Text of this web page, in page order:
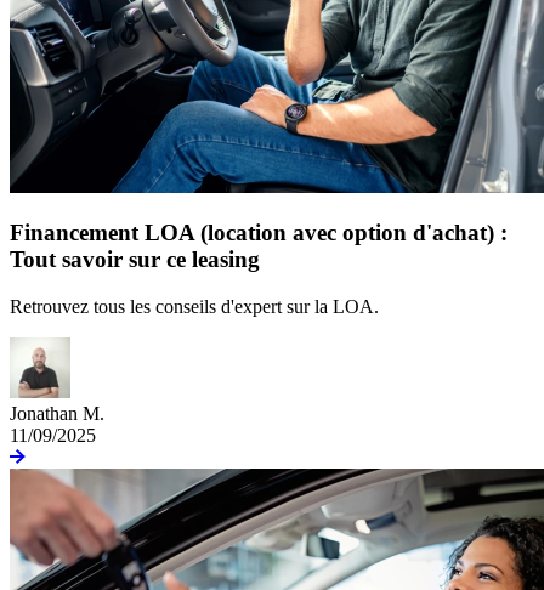
Financement LOA (location avec option d'achat) :
Tout savoir sur ce leasing
Retrouvez tous les conseils d'expert sur la LOA.
Jonathan M.
11/09/2025